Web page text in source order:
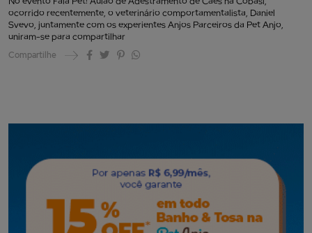
ocorrido recentemente, o veterinário comportamentalista, Daniel
Svevo, juntamente com os experientes Anjos Parceiros da Pet Anjo,
uniram-se para compartilhar
Compartilhe